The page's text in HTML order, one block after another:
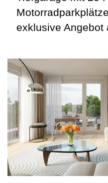
exklusive Angebot